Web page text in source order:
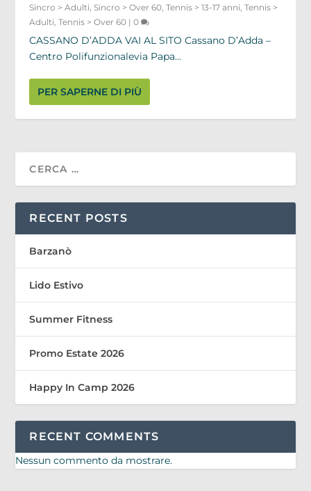
Sincro > Adulti,Sincro > Over 60,Tennis > 13-17 anni,Tennis >
Adulti,Tennis > Over 60 |0
CASSANO D’ADDA VAI AL SITO Cassano D’Adda –
Centro Polifunzionalevia Papa...
PER SAPERNE DI PIÙ
RECENT POSTS
Barzanò
Lido Estivo
Summer Fitness
Promo Estate 2026
Happy In Camp 2026
RECENT COMMENTS
Nessun commento da mostrare.